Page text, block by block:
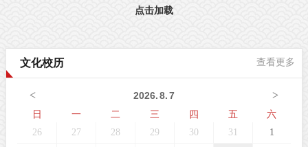
mapping of glioma infiltration”，推出全新超快速三维病理技术平
受激拉曼散射（SRS）成像原理，创新性融合快速组织透明化技
术与无监督学习图像生成算法，解决了三维病理成像周期漫长的
点击加载
文化校历 查看更多
< >
2026.8.7
日
一 二 三 四 五 六
26 27 28 29 30 31 1